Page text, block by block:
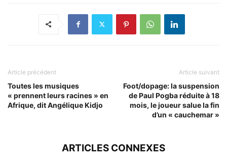
Article précédent
Toutes les musiques
« prennent leurs racines » en
Afrique, dit Angélique Kidjo
Article suivant
Foot/dopage: la suspension
de Paul Pogba réduite à 18
mois, le joueur salue la fin
d’un « cauchemar »
ARTICLES CONNEXES